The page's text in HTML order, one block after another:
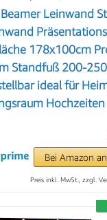
Leinwand
178x100cm
Standfuß 200-
ideal für
Hochzeiten
Bei Amazon
Preis inkl. MwSt., zzgl.